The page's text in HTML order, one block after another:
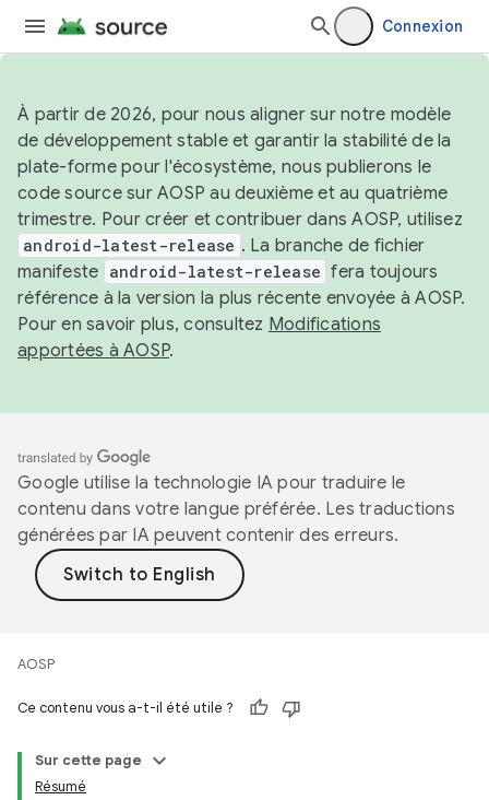
Connexion
À partir de 2026, pour nous aligner sur notre modèle
de développement stable et garantir la stabilité de la
plate-forme pour l'écosystème, nous publierons le
code source sur AOSP au deuxième et au quatrième
trimestre. Pour créer et contribuer dans AOSP, utilisez
android-latest-release . La branche de fichier
manifeste android-latest-release fera toujours
référence à la version la plus récente envoyée à AOSP.
Pour en savoir plus, consultez Modifications
apportées à AOSP.
Google utilise la technologie IA pour traduire le
contenu dans votre langue préférée. Les traductions
générées par IA peuvent contenir des erreurs.
AOSP
Ce contenu vous a-t-il été utile ?
Sur cette page
Résumé